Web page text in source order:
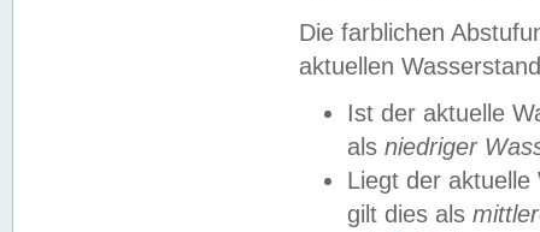
Die farblichen
aktuellen
Ist der aktuelle
als niedriger
Liegt der
gilt dies als